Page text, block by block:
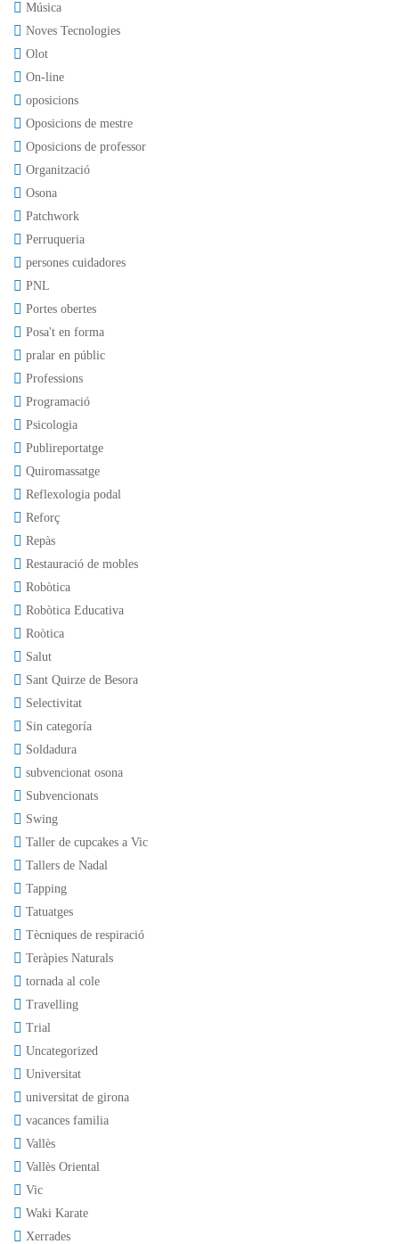
Música
Noves Tecnologies
Olot
On-line
oposicions
Oposicions de mestre
Oposicions de professor
Organització
Osona
Patchwork
Perruqueria
persones cuidadores
PNL
Portes obertes
Posa't en forma
pralar en públic
Professions
Programació
Psicologia
Publireportatge
Quiromassatge
Reflexologia podal
Reforç
Repàs
Restauració de mobles
Robòtica
Robòtica Educativa
Roòtica
Salut
Sant Quirze de Besora
Selectivitat
Sin categoría
Soldadura
subvencionat osona
Subvencionats
Swing
Taller de cupcakes a Vic
Tallers de Nadal
Tapping
Tatuatges
Tècniques de respiració
Teràpies Naturals
tornada al cole
Travelling
Trial
Uncategorized
Universitat
universitat de girona
vacances familia
Vallès
Vallès Oriental
Vic
Waki Karate
Xerrades